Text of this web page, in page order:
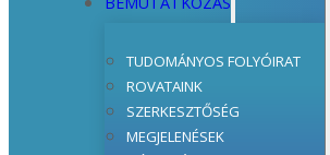
TUDOMÁNYOS FOLYÓIRAT
ROVATAINK
SZERKESZTŐSÉG
MEGJELENÉSEK